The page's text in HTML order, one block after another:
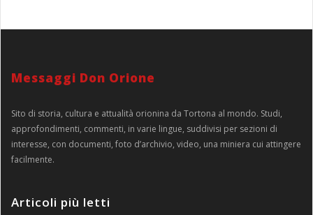
Messaggi Don Orione
Sito di storia, cultura e attualità orionina da Tortona al mondo. Studi,
approfondimenti, commenti, in varie lingue, suddivisi per sezioni di
interesse, con documenti, foto d’archivio, video, una miniera cui attingere
facilmente.
Articoli più letti